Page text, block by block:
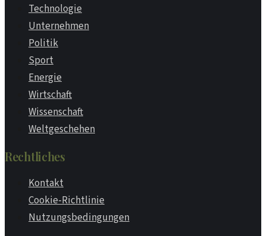
Technologie
Unternehmen
Politik
Sport
Energie
Wirtschaft
Wissenschaft
Weltgeschehen
Rechtliches
Kontakt
Cookie-Richtlinie
Nutzungsbedingungen